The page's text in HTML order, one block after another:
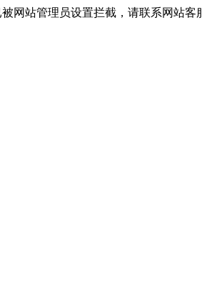
网站管理员设置拦截，请联系网站客